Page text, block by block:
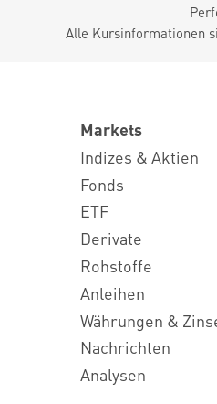
Alle Kursinformationen
Markets
Indizes & Aktien
Fonds
ETF
Derivate
Rohstoffe
Anleihen
Währungen &
Nachrichten
Analysen